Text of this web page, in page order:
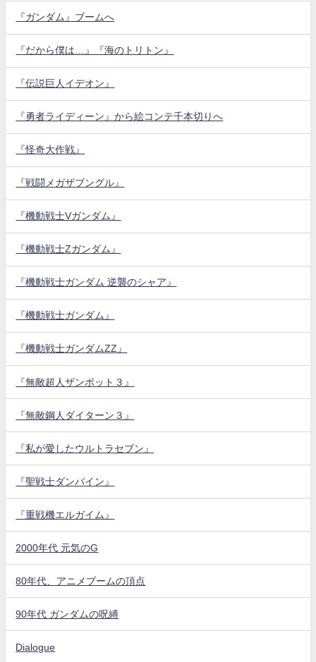
『ガンダム』ブームへ
『だから僕は…』『海のトリトン』
『伝説巨人イデオン』
『勇者ライディーン』から絵コンテ千本切りへ
『怪奇大作戦』
『戦闘メガザブングル』
『機動戦士Vガンダム』
『機動戦士Zガンダム』
『機動戦士ガンダム 逆襲のシャア』
『機動戦士ガンダム』
『機動戦士ガンダムZZ』
『無敵超人ザンボット３』
『無敵鋼人ダイターン３』
『私が愛したウルトラセブン』
『聖戦士ダンバイン』
『重戦機エルガイム』
2000年代 元気のG
80年代、アニメブームの頂点
90年代 ガンダムの呪縛
Dialogue